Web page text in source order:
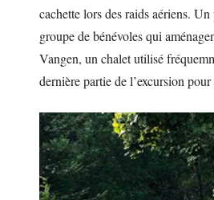
cachette lors des raids aériens.
groupe de bénévoles qui
Vangen, un chalet utilisé
dernière partie de l’excursion